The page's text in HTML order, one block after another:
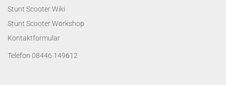
Stunt Scooter Wiki
Stunt Scooter Workshop
Kontaktformular
Telefon 08446 149612